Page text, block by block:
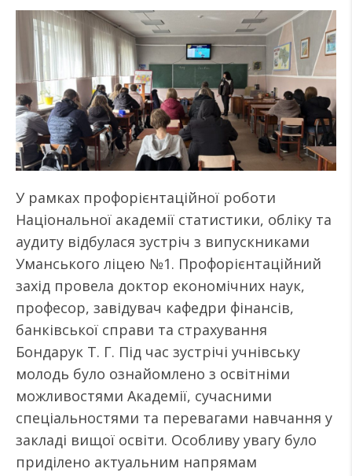
У рамках профорієнтаційної роботи
Національної академії статистики, обліку та
аудиту відбулася зустріч з випускниками
Уманського ліцею №1. Профорієнтаційний
захід провела доктор економічних наук,
професор, завідувач кафедри фінансів,
банківської справи та страхування
Бондарук Т. Г. Під час зустрічі учнівську
молодь було ознайомлено з освітніми
можливостями Академії, сучасними
спеціальностями та перевагами навчання у
закладі вищої освіти. Особливу увагу було
приділено актуальним напрямам